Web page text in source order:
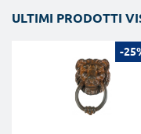
ULTIMI PRODOTTI
-